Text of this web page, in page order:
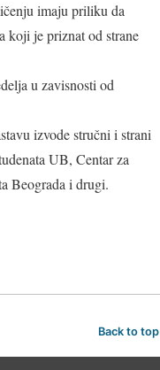
imaju priliku da
koji je priznat od strane
u zavisnosti od
izvode stručni i strani
UB, Centar za
Beograda i drugi.
Back to top